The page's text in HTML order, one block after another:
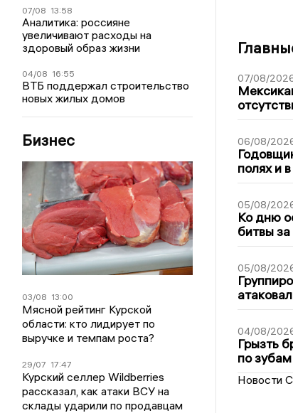
07/08 13:58
Аналитика: россияне
увеличивают расходы на
здоровый образ жизни
04/08 16:55
ВТБ поддержал строительство
новых жилых домов
Бизнес
03/08 13:00
Мясной рейтинг Курской
области: кто лидирует по
выручке и темпам роста?
29/07 17:47
Курский селлер Wildberries
рассказал, как атаки ВСУ на
склады ударили по продавцам
07/08/
06/08/
полях и
05/08/
Ко дню
битвы
05/08/
04/08/
Грызть
по
Новости